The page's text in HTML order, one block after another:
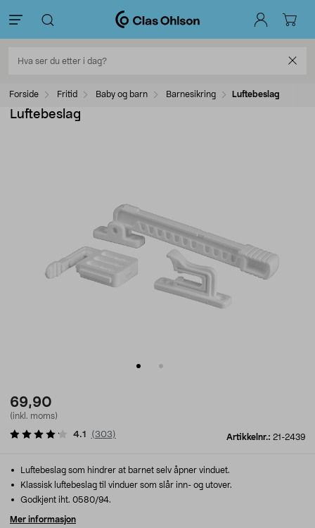
Forside Fritid Baby og barn Barnesikring Luftebeslag
Luftebeslag
69,90
(inkl. moms)
Artikkelnr.: 21-2439
4.1 (303)
Luftebeslag som hindrer at barnet selv åpner vinduet.
Klassisk luftebeslag til vinduer som slår inn- og utover.
Godkjent iht. 0580/94.
Mer informasjon